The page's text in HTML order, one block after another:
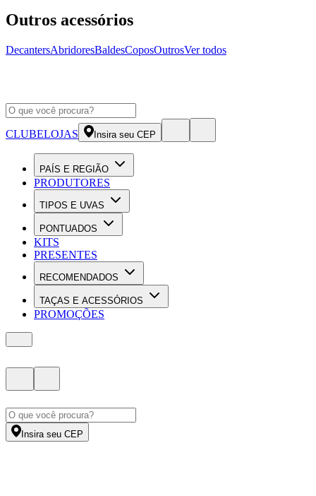
Outros acessórios
DecantersAbridoresBaldesCoposOutrosVer todos
CLUBELOJAS Insira seu CEP
PAÍS E REGIÃO
PRODUTORES
TIPOS E UVAS
PONTUADOS
KITS
PRESENTES
RECOMENDADOS
TAÇAS E ACESSÓRIOS
PROMOÇÕES
Insira seu CEP